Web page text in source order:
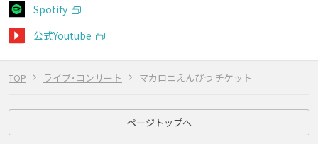
TOP ライブ･コンサート マカロニえんぴつ チケット
Spotify
公式Youtube
ページトップへ